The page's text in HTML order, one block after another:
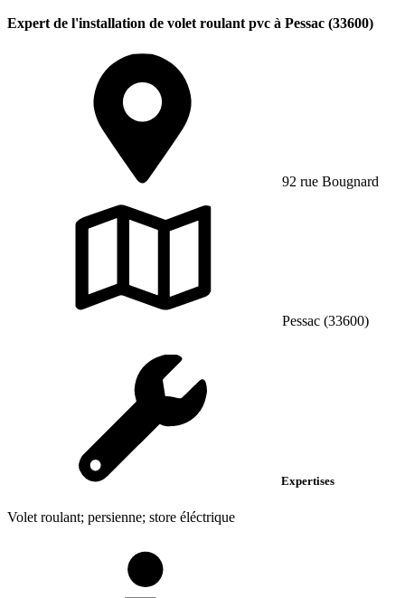
Expert de l'installation de volet roulant pvc à Pessac (33600)
92 rue Bougnard
Pessac (33600)
Expertises
Volet roulant; persienne; store éléctrique